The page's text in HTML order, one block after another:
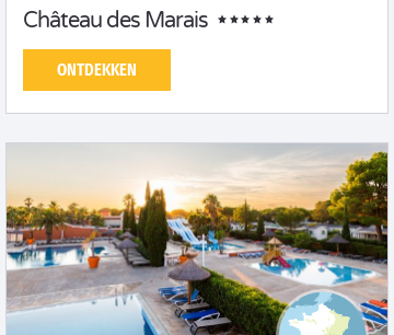
Château des Marais
ONTDEKKEN